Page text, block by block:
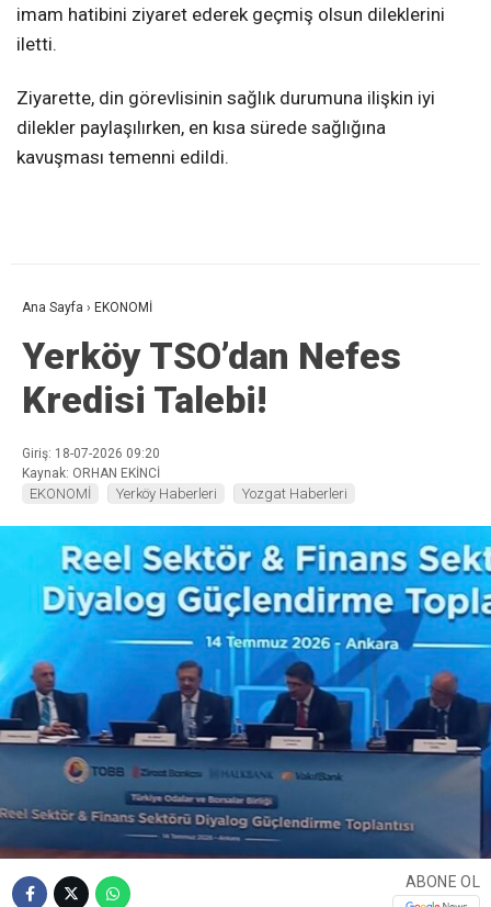
imam hatibini ziyaret ederek geçmiş olsun dileklerini
iletti.
Ziyarette, din görevlisinin sağlık durumuna ilişkin iyi
dilekler paylaşılırken, en kısa sürede sağlığına
kavuşması temenni edildi.
Ana Sayfa › EKONOMİ
Yerköy TSO’dan Nefes
Kredisi Talebi!
Giriş: 18-07-2026 09:20
Kaynak: ORHAN EKİNCİ
EKONOMİ Yerköy Haberleri Yozgat Haberleri
ABONE OL